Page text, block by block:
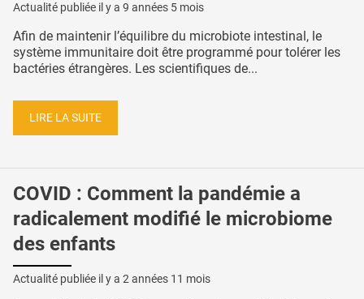
Actualité publiée il y a 9 années 5 mois
Afin de maintenir l’équilibre du microbiote intestinal, le
système immunitaire doit être programmé pour tolérer les
bactéries étrangères. Les scientifiques de...
LIRE LA SUITE
COVID : Comment la pandémie a
radicalement modifié le microbiome
des enfants
Actualité publiée il y a 2 années 11 mois